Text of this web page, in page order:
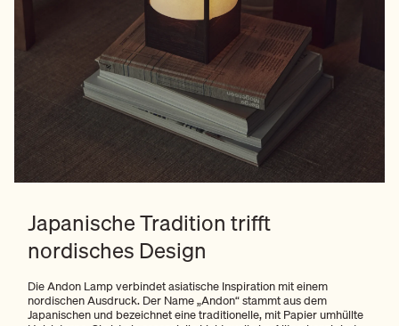
Japanische Tradition trifft
nordisches Design
Die Andon Lamp verbindet asiatische Inspiration mit einem
nordischen Ausdruck. Der Name „Andon“ stammt aus dem
Japanischen und bezeichnet eine traditionelle, mit Papier umhüllte